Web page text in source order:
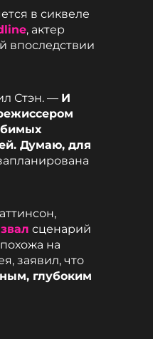
в сиквеле
, актер
впоследствии
Стэн. — И
Думаю, для
сценарий
на
заявил, что
глубоким